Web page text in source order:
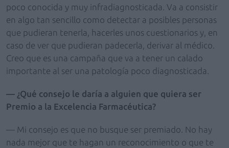
poco conocida y muy infradiagnosticada. Va a consistir
en algo tan sencillo como detectar a posibles personas
que pudieran tenerla, hacerles unos cuestionarios y, en
caso de ver que pudieran padecerla, derivar al médico.
Creo que es una campaña que va a tener un calado
importante al ser una patología poco diagnosticada.
— ¿Qué consejo le daría a alguien que quiera ser
Premio a la Excelencia Farmacéutica?
— Mi consejo es que no busque ser premiado. No hay
nada mejor que te hagan un reconocimiento o que te